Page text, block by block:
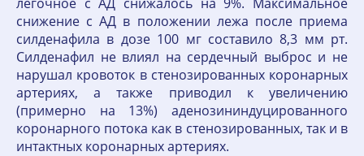
снижение с АД в положении лежа после приема
силденафила в дозе 100 мг составило 8,3 мм рт.
Силденафил не влиял на сердечный выброс и не
нарушал кровоток в стенозированных коронарных
артериях, а также приводил к увеличению
(примерно на 13%) аденозининдуцированного
коронарного потока как в стенозированных, так и в
интактных коронарных артериях.